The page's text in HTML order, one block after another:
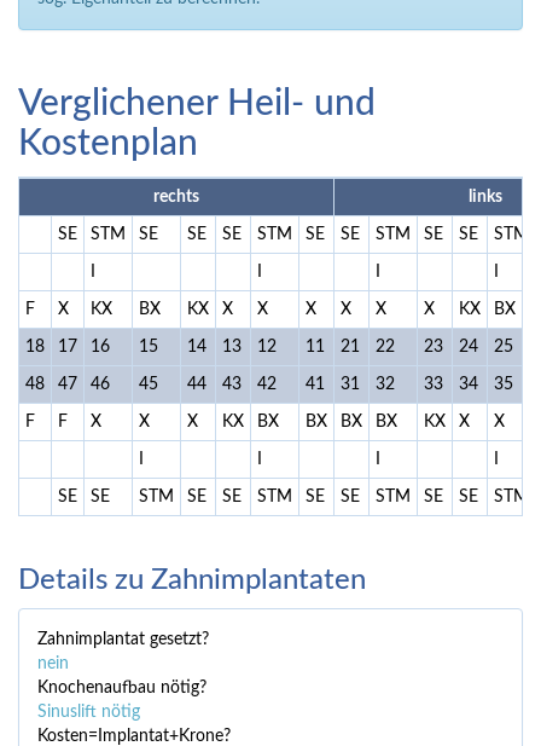
Verglichener Heil- und
Kostenplan
rechts links
SE STM SE SE SE STM SE SE STM SE SE STM
F X KX BX KX X X X X X X KX BX
18 17 16 15 14 13 12 11 21 22 23 24 25
48 47 46 45 44 43 42 41 31 32 33 34 35
F F X X X KX BX BX BX BX KX X X
SE SE STM SE SE STM SE SE STM SE SE STM
Details zu Zahnimplantaten
Zahnimplantat gesetzt?
nein
Knochenaufbau nötig?
Sinuslift nötig
Kosten=Implantat+Krone?